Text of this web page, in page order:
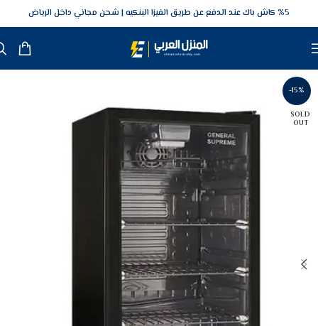
5‎% كاش باك عند الدفع عن طريق الفيزا البنكيه شحن مجاني داخل الرياض
-15%
SOLD
OUT